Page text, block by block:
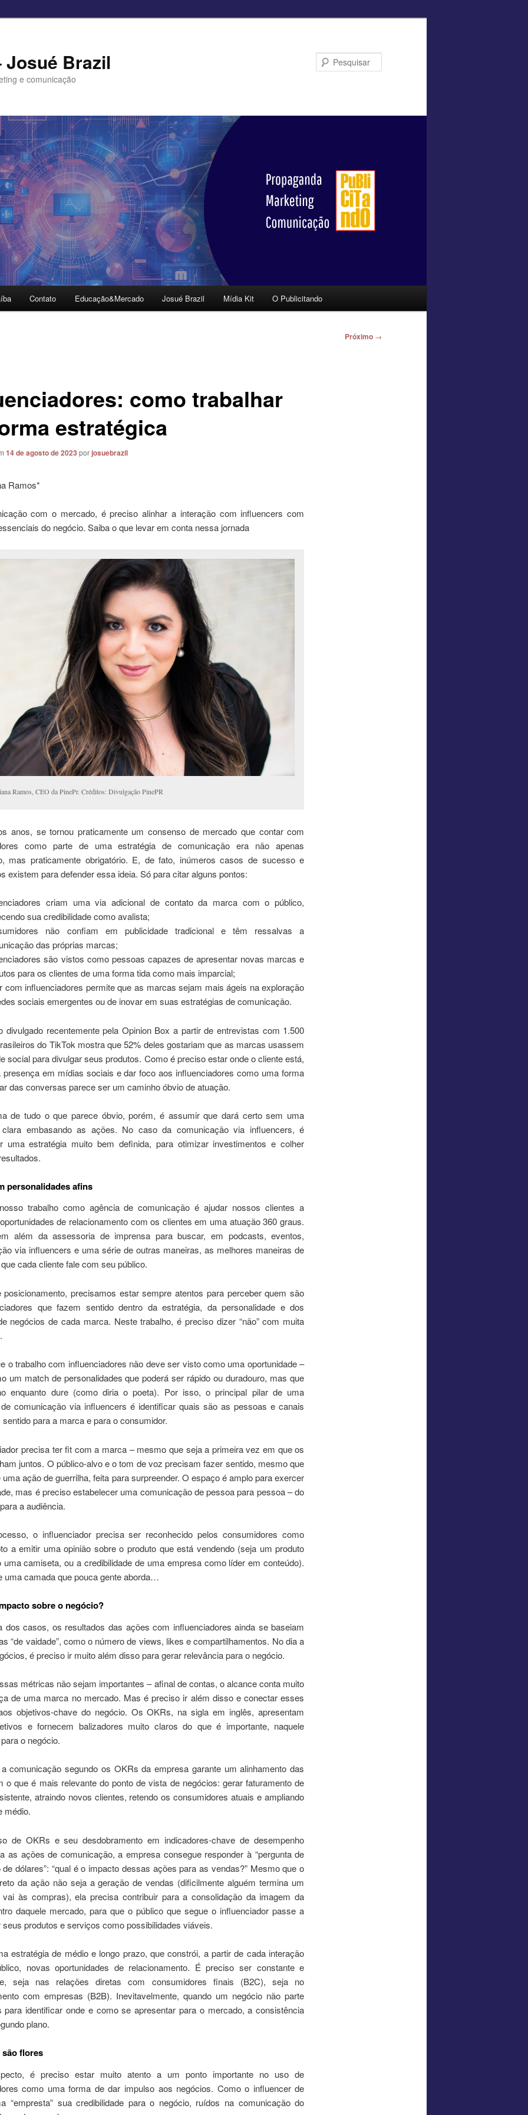
Brazil
e comunicação
Contato Educação&Mercado Josué Brazil Mídia Kit O Publicitando
Próximo →
como trabalhar
estratégica
14 de agosto de 2023 porjosuebrazil
Ramos*
com o mercado, é preciso alinhar a interação com influencers com
do negócio. Saiba o que levar em conta nessa jornada
Ramos, CEO da PinePr. Créditos: Divulgação PinePR
anos, se tornou praticamente um consenso de mercado que contar com
como parte de uma estratégia de comunicação era não apenas
mas praticamente obrigatório. E, de fato, inúmeros casos de sucesso e
existem para defender essa ideia. Só para citar alguns pontos:
criam uma via adicional de contato da marca com o público,
sua credibilidade como avalista;
não confiam em publicidade tradicional e têm ressalvas a
das próprias marcas;
são vistos como pessoas capazes de apresentar novas marcas e
para os clientes de uma forma tida como mais imparcial;
com influenciadores permite que as marcas sejam mais ágeis na exploração
sociais emergentes ou de inovar em suas estratégias de comunicação.
divulgado recentemente pela Opinion Box a partir de entrevistas com 1.500
do TikTok mostra que 52% deles gostariam que as marcas usassem
social para divulgar seus produtos. Como é preciso estar onde o cliente está,
presença em mídias sociais e dar foco aos influenciadores como uma forma
das conversas parece ser um caminho óbvio de atuação.
de tudo o que parece óbvio, porém, é assumir que dará certo sem uma
clara embasando as ações. No caso da comunicação via influencers, é
uma estratégia muito bem definida, para otimizar investimentos e colher
personalidades afins
trabalho como agência de comunicação é ajudar nossos clientes a
de relacionamento com os clientes em uma atuação 360 graus.
além da assessoria de imprensa para buscar, em podcasts, eventos,
via influencers e uma série de outras maneiras, as melhores maneiras de
cada cliente fale com seu público.
precisamos estar sempre atentos para perceber quem são
que fazem sentido dentro da estratégia, da personalidade e dos
negócios de cada marca. Neste trabalho, é preciso dizer “não” com muita
o trabalho com influenciadores não deve ser visto como uma oportunidade –
um match de personalidades que poderá ser rápido ou duradouro, mas que
enquanto dure (como diria o poeta). Por isso, o principal pilar de uma
comunicação via influencers é identificar quais são as pessoas e canais
para a marca e para o consumidor.
precisa ter fit com a marca – mesmo que seja a primeira vez em que os
juntos. O público-alvo e o tom de voz precisam fazer sentido, mesmo que
uma ação de guerrilha, feita para surpreender. O espaço é amplo para exercer
mas é preciso estabelecer uma comunicação de pessoa para pessoa – do
a audiência.
o influenciador precisa ser reconhecido pelos consumidores como
a emitir uma opinião sobre o produto que está vendendo (seja um produto
uma camiseta, ou a credibilidade de uma empresa como líder em conteúdo).
uma camada que pouca gente aborda…
sobre o negócio?
dos casos, os resultados das ações com influenciadores ainda se baseiam
“de vaidade”, como o número de views, likes e compartilhamentos. No dia a
é preciso ir muito além disso para gerar relevância para o negócio.
métricas não sejam importantes – afinal de contas, o alcance conta muito
de uma marca no mercado. Mas é preciso ir além disso e conectar esses
objetivos-chave do negócio. Os OKRs, na sigla em inglês, apresentam
e fornecem balizadores muito claros do que é importante, naquele
o negócio.
comunicação segundo os OKRs da empresa garante um alinhamento das
o que é mais relevante do ponto de vista de negócios: gerar faturamento de
atraindo novos clientes, retendo os consumidores atuais e ampliando
médio.
de OKRs e seu desdobramento em indicadores-chave de desempenho
as ações de comunicação, a empresa consegue responder à “pergunta de
dólares”: “qual é o impacto dessas ações para as vendas?” Mesmo que o
da ação não seja a geração de vendas (dificilmente alguém termina um
às compras), ela precisa contribuir para a consolidação da imagem da
daquele mercado, para que o público que segue o influenciador passe a
seus produtos e serviços como possibilidades viáveis.
estratégia de médio e longo prazo, que constrói, a partir de cada interação
novas oportunidades de relacionamento. É preciso ser constante e
seja nas relações diretas com consumidores finais (B2C), seja no
com empresas (B2B). Inevitavelmente, quando um negócio não parte
para identificar onde e como se apresentar para o mercado, a consistência
plano.
flores
é preciso estar muito atento a um ponto importante no uso de
como uma forma de dar impulso aos negócios. Como o influencer de
“empresta” sua credibilidade para o negócio, ruídos na comunicação do